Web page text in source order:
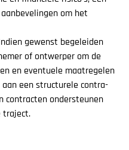
om het
gewenst begeleiden
of ontwerper om de
en eventuele maatregelen
een structurele contra-
contracten ondersteunen
traject.